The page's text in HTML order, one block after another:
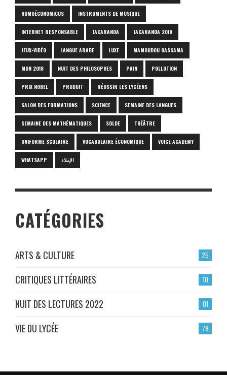
HOMOÉCONOMICUS INSTRUMENTS DE MUSIQUE
INTERNET RESPONSABLE JACARANDA JACARANDA 2019
JEUX-VIDÉO LANGUE ARABE LUXE MAMOUDOU GASSAMA
MUN 2018 NUIT DES PHILOSOPHES PAIN POLLUTION
PRIX NOBEL PRODUIT RÉUSSIR LES LYCÉENS
SALON DES FORMATIONS SCIENCE SEMAINE DES LANGUES
SEMAINE DES MATHÉMATIQUES SOLDE THÉÂTRE
UNIFORME SCOLAIRE VOCABULAIRE ÉCONOMIQUE VOICE ACADEMY
WHATSAPP الإملاء
CATÉGORIES
25
ARTS & CULTURE
10
CRITIQUES LITTÉRAIRES
01
NUIT DES LECTURES 2022
78
VIE DU LYCÉE